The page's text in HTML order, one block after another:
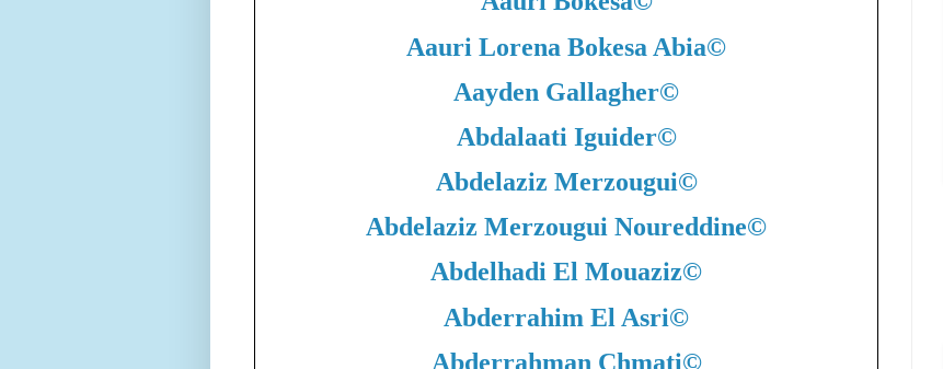
Aauri Lorena Bokesa Abia©
Aayden Gallagher©
Abdalaati Iguider©
Abdelaziz Merzougui©
Abdelaziz Merzougui Noureddine©
Abdelhadi El Mouaziz©
Abderrahim El Asri©
Abderrahman Chmati©